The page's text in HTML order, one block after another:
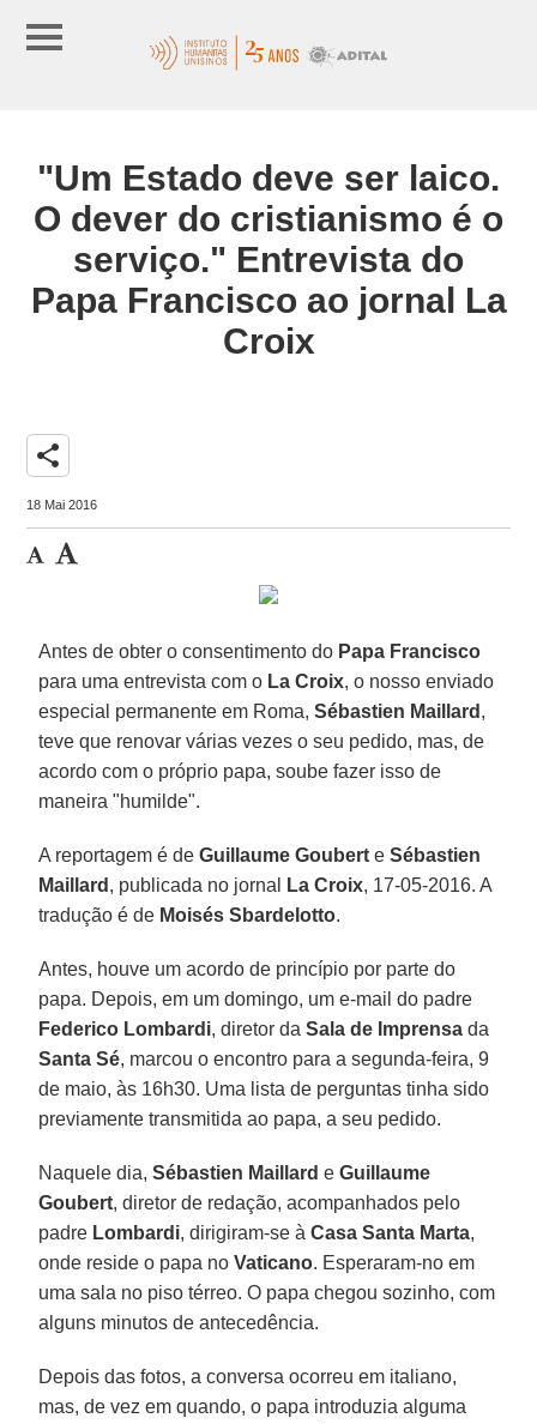
"Um Estado deve ser laico.
O dever do cristianismo é o
serviço." Entrevista do
Papa Francisco ao jornal La
Croix
share
18 Mai 2016
Antes de obter o consentimento do Papa Francisco
para uma entrevista com o La Croix, o nosso enviado
especial permanente em Roma,Sébastien Maillard ,
teve que renovar várias vezes o seu pedido, mas, de
acordo com o próprio papa, soube fazer isso de
maneira "humilde".
A reportagem é deGuillaume Goubert eSébastien
Maillard , publicada no jornal La Croix, 17-05-2016. A
tradução é de Moisés Sbardelotto.
Antes, houve um acordo de princípio por parte do
papa. Depois, em um domingo, um e-mail do padre
Federico Lombardi, diretor daSala de Imprensa da
Santa Sé, marcou o encontro para a segunda-feira, 9
de maio, às 16h30. Uma lista de perguntas tinha sido
previamente transmitida ao papa, a seu pedido.
Naquele dia,Sébastien Maillard eGuillaume
Goubert, diretor de redação, acompanhados pelo
padre Lombardi, dirigiram-se àCasa Santa Marta,
onde reside o papa noVaticano. Esperaram-no em
uma sala no piso térreo. O papa chegou sozinho, com
alguns minutos de antecedência.
Depois das fotos, a conversa ocorreu em italiano,
mas, de vez em quando, o papa introduzia alguma